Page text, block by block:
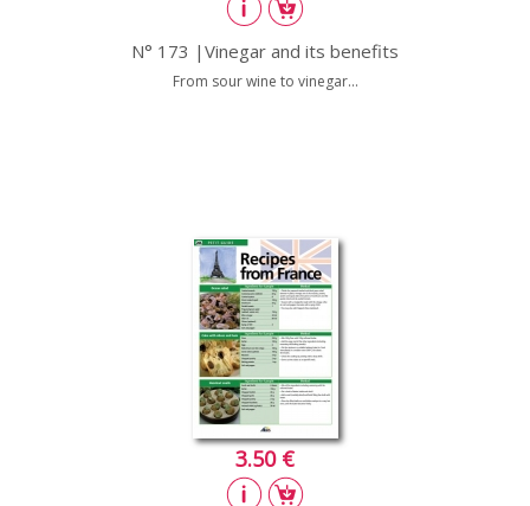
N° 173 |Vinegar and its benefits
From sour wine to vinegar...
3.50 €